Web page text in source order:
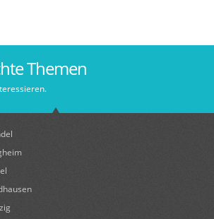
Themen